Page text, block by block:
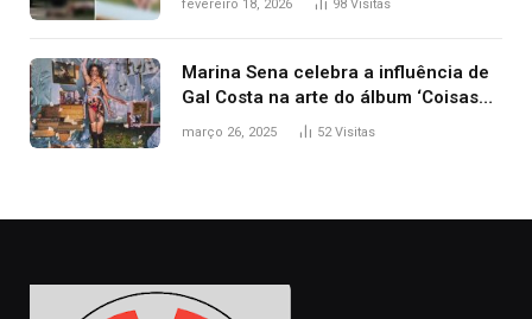
fevereiro 18, 2026 98 Visitas
Marina Sena celebra a influência de
Gal Costa na arte do álbum ‘Coisas
naturais’
março 26, 2025 52Visitas